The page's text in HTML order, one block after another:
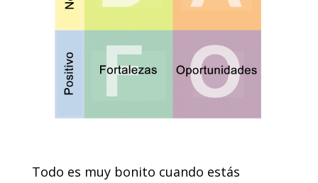
Todo es muy bonito cuando estás